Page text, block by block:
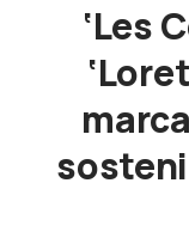
‘Les